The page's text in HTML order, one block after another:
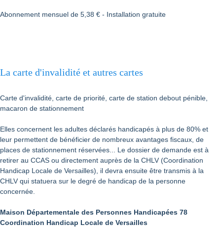
Abonnement mensuel de 5,38 € - Installation gratuite
La carte d'invalidité et autres cartes
Carte d'invalidité, carte de priorité, carte de station debout pénible,
macaron de stationnement
Elles concernent les adultes déclarés handicapés à plus de 80% et
leur permettent de bénéficier de nombreux avantages fiscaux, de
places de stationnement réservées... Le dossier de demande est à
retirer au CCAS ou directement auprès de la CHLV (Coordination
Handicap Locale de Versailles), il devra ensuite être transmis à la
CHLV qui statuera sur le degré de handicap de la personne
concernée.
Maison Départementale des Personnes Handicapées 78
Coordination Handicap Locale de Versailles